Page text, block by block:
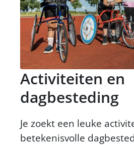
Activiteiten en
dagbesteding
Je zoekt een leuke
betekenisvolle